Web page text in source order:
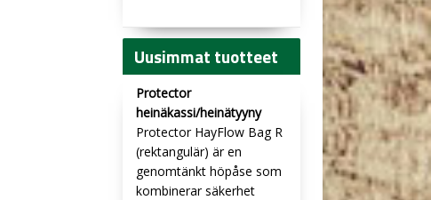
Uusimmat tuotteet
Protector
heinäkassi/heinätyyny
Protector HayFlow Bag R
(rektangulär) är en
genomtänkt höpåse som
kombinerar säkerhet